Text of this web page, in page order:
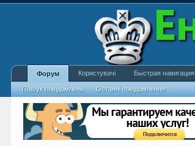
Форум
Пошук повідомлень Останні повідомлення
Користувачі Быстрая навигация